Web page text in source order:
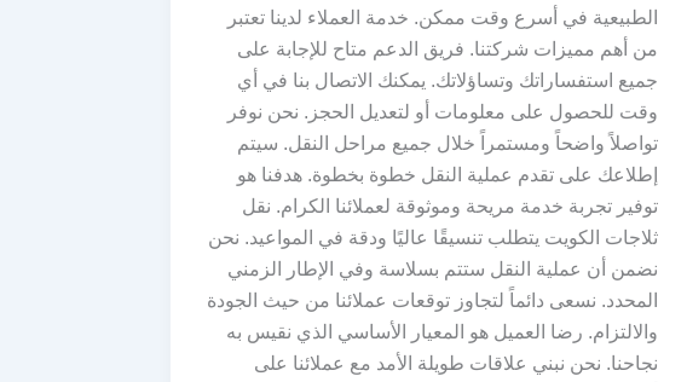
الطبيعية في أسرع وقت ممكن. خدمة العملاء لدينا تعتبر
من أهم مميزات شركتنا. فريق الدعم متاح للإجابة على
جميع استفساراتك وتساؤلاتك. يمكنك الاتصال بنا في أي
وقت للحصول على معلومات أو لتعديل الحجز. نحن نوفر
تواصلاً واضحاً ومستمراً خلال جميع مراحل النقل. سيتم
إطلاعك على تقدم عملية النقل خطوة بخطوة. هدفنا هو
توفير تجربة خدمة مريحة وموثوقة لعملائنا الكرام. نقل
ثلاجات الكويت يتطلب تنسيقًا عاليًا ودقة في المواعيد. نحن
نضمن أن عملية النقل ستتم بسلاسة وفي الإطار الزمني
المحدد. نسعى دائماً لتجاوز توقعات عملائنا من حيث الجودة
والالتزام. رضا العميل هو المعيار الأساسي الذي نقيس به
نجاحنا. نحن نبني علاقات طويلة الأمد مع عملائنا على